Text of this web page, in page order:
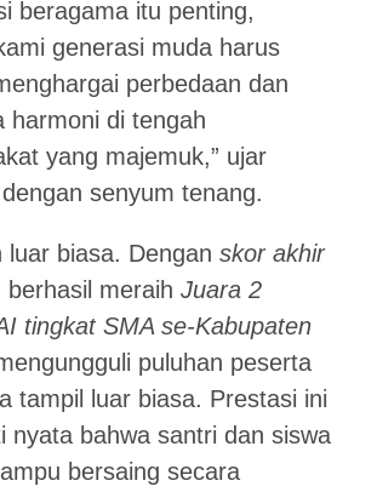
beragama itu penting,
generasi muda harus
perbedaan dan
harmoni di tengah
yang majemuk,” ujar
senyum tenang.
luar biasa. Dengan skor akhir
berhasil meraih Juara 2
tingkat SMA se-Kabupaten
puluhan peserta
tampil luar biasa. Prestasi ini
nyata bahwa santri dan siswa
bersaing secara